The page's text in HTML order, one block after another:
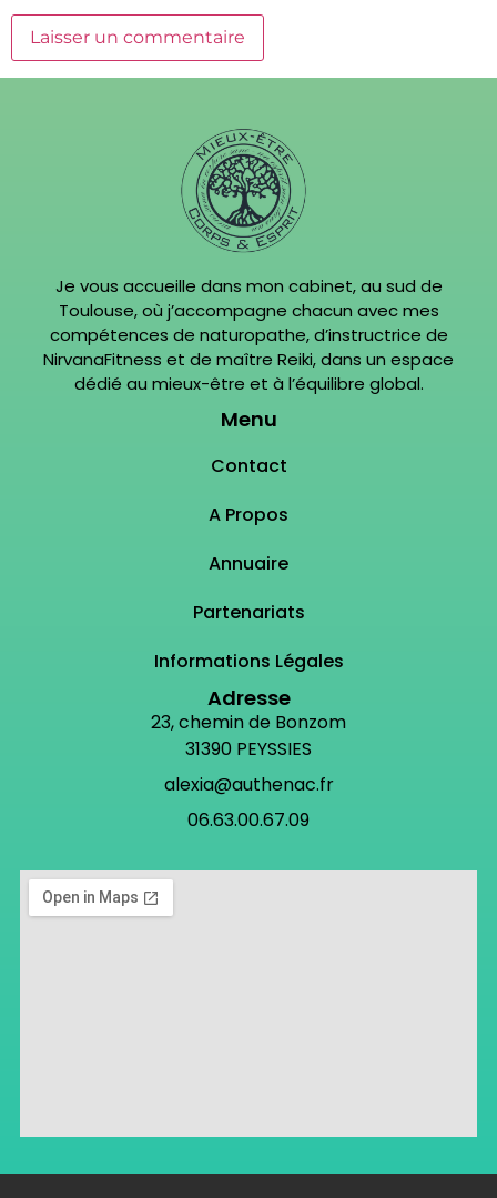
Je vous accueille dans mon cabinet, au sud de
Toulouse, où j’accompagne chacun avec mes
compétences de naturopathe, d’instructrice de
NirvanaFitness et de maître Reiki, dans un espace
dédié au mieux-être et à l’équilibre global.
Menu
Contact
A Propos
Annuaire
Partenariats
Informations Légales
Adresse
23, chemin de Bonzom
31390 PEYSSIES
alexia@authenac.fr
06.63.00.67.09